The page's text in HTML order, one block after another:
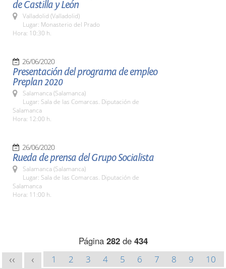
de Castilla y León
Valladolid (Valladolid)
Lugar: Monasterio del Prado
Hora: 10:30 h.
26/06/2020
Presentación del programa de empleo
Preplan 2020
Salamanca (Salamanca)
Lugar: Sala de las Comarcas. Diputación de
Salamanca
Hora: 12:00 h.
26/06/2020
Rueda de prensa del Grupo Socialista
Salamanca (Salamanca)
Lugar: Sala de las Comarcas. Diputación de
Salamanca
Hora: 11:00 h.
Página 282de 434
<< < 1 2 3 4 5 6 7 8 9
10